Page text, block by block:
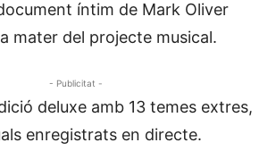
íntim de Mark Oliver
mater del projecte musical.
- Publicitat -
deluxe amb 13 temes extres,
enregistrats en directe.